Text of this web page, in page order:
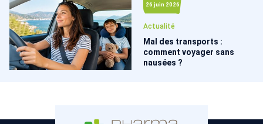
26 juin 2026
Actualité
Mal des transports :
comment voyager sans
nausées ?